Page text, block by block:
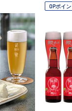
OPポイ